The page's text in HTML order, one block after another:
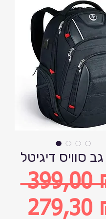
סוויס דיגיטל
399,00
279,30